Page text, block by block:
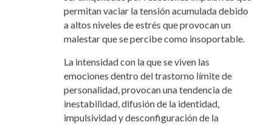
permitan vaciar la tensión acumulada debido
a altos niveles de estrés que provocan un
malestar que se percibe como insoportable.
La intensidad con la que se viven las
emociones dentro del trastorno límite de
personalidad, provocan una tendencia de
inestabilidad, difusión de la identidad,
impulsividad y desconfiguración de la